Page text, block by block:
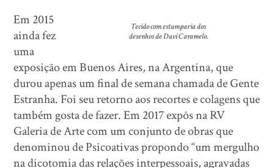
Tecido com estamparia dos
desenhos de Davi Caramelo.
Em 2015
ainda fez
uma
exposição em Buenos Aires, na Argentina, que
durou apenas um final de semana chamada de Gente
Estranha. Foi seu retorno aos recortes e colagens que
também gosta de fazer. Em 2017 expôs na RV
Galeria de Arte com um conjunto de obras que
denominou de Psicoativas propondo “um mergulho
na dicotomia das relações interpessoais, agravadas